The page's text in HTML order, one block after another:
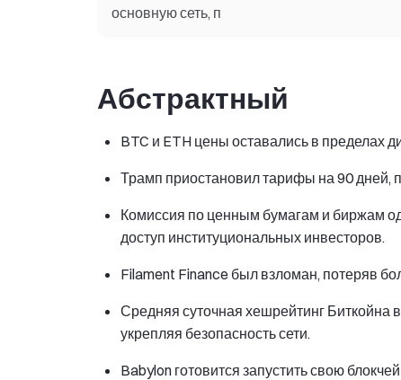
основную сеть, п
Абстрактный
BTC и ETH цены оставались в пределах
Трамп приостановил тарифы на 90 дней,
Комиссия по ценным бумагам и биржам
доступ институциональных инвесторов.
Filament Finance был взломан, потеряв
Средняя суточная хешрейтинг Биткойна
укрепляя безопасность сети.
Babylon готовится запустить свою